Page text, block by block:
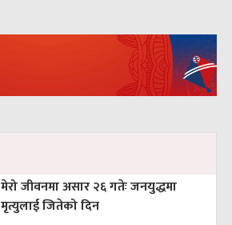
मेरो जीवनमा असार २६ गतेः जनयुद्धमा
मृत्युलाई जितेको दिन